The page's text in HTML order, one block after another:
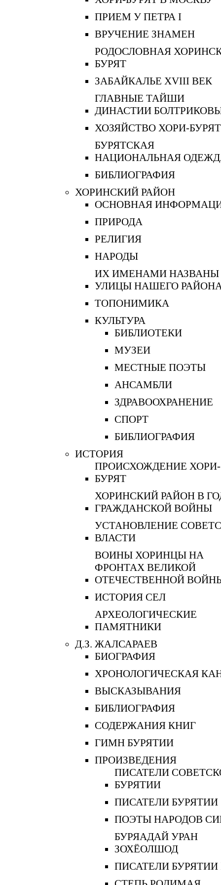
ПРИЕМ У ПЕТРА I
ВРУЧЕНИЕ ЗНАМЕН
РОДОСЛОВНАЯ
БУРЯТ
ЗАБАЙКАЛЬЕ XVIII ВЕК
ГЛАВНЫЕ ТАЙШИ
ДИНАСТИИ
ХОЗЯЙСТВО ХОРИ-БУРЯТ
БУРЯТСКАЯ
НАЦИОНАЛЬНАЯ
БИБЛИОГРАФИЯ
ХОРИНСКИЙ РАЙОН
ОСНОВНАЯ
ПРИРОДА
РЕЛИГИЯ
НАРОДЫ
ИХ ИМЕНАМИ НАЗВАНЫ
УЛИЦЫ НАШЕГО
ТОПОНИМИКА
КУЛЬТУРА
БИБЛИОТЕКИ
МУЗЕИ
МЕСТНЫЕ ПОЭТЫ
АНСАМБЛИ
ЗДРАВООХРАНЕНИЕ
СПОРТ
БИБЛИОГРАФИЯ
ИСТОРИЯ
ПРОИСХОЖДЕНИЕ ХОРИ-
БУРЯТ
ХОРИНСКИЙ РАЙОН В
ГРАЖДАНСКОЙ ВОЙНЫ
УСТАНОВЛЕНИЕ
ВЛАСТИ
ВОИНЫ ХОРИНЦЫ НА
ФРОНТАХ ВЕЛИКОЙ
ОТЕЧЕСТВЕННОЙ
ИСТОРИЯ СЕЛ
АРХЕОЛОГИЧЕСКИЕ
ПАМЯТНИКИ
Д.З. ЖАЛСАРАЕВ
БИОГРАФИЯ
ХРОНОЛОГИЧЕСКАЯ
ВЫСКАЗЫВАНИЯ
БИБЛИОГРАФИЯ
СОДЕРЖАНИЯ КНИГ
ГИМН БУРЯТИИ
ПРОИЗВЕДЕНИЯ
ПИСАТЕЛИ
БУРЯТИИ
ПИСАТЕЛИ БУРЯТИИ
ПОЭТЫ НАРОДОВ
БУРЯАДАЙ УРАН
ЗОХЁОЛШОД
ПИСАТЕЛИ БУРЯТИИ